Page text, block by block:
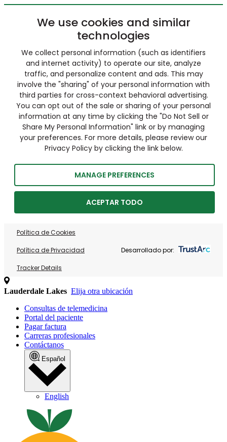
We use cookies and similar
technologies
We collect personal information (such as identifiers
and internet activity) to operate our site, analyze
traffic, and personalize content and ads. This may
involve the "sharing" of your personal information with
third parties for cross-context behavioral advertising.
You can opt out of the sale or sharing of your personal
information at any time by clicking the "Do Not Sell or
Share My Personal Information" link or by managing
your preferences. For more details, please review our
Privacy Policy by clicking the link below.
MANAGE PREFERENCES
ACEPTAR TODO
Política de Cookies
Política de Privacidad
Tracker Details
Desarrollado por:
Lauderdale Lakes Elija otra ubicación
Consultas de telemedicina
Portal del paciente
Pagar factura
Carreras profesionales
Contáctanos
Español
English